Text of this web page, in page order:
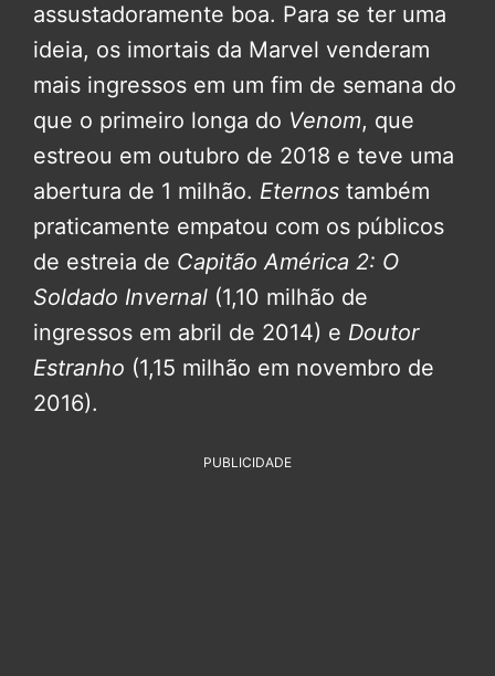
assustadoramente boa. Para se ter uma
ideia, os imortais da Marvel venderam
mais ingressos em um fim de semana do
que o primeiro longa do Venom, que
estreou em outubro de 2018 e teve uma
abertura de 1 milhão. Eternos também
praticamente empatou com os públicos
de estreia de Capitão América 2: O
Soldado Invernal (1,10 milhão de
ingressos em abril de 2014) e Doutor
Estranho (1,15 milhão em novembro de
2016).
PUBLICIDADE